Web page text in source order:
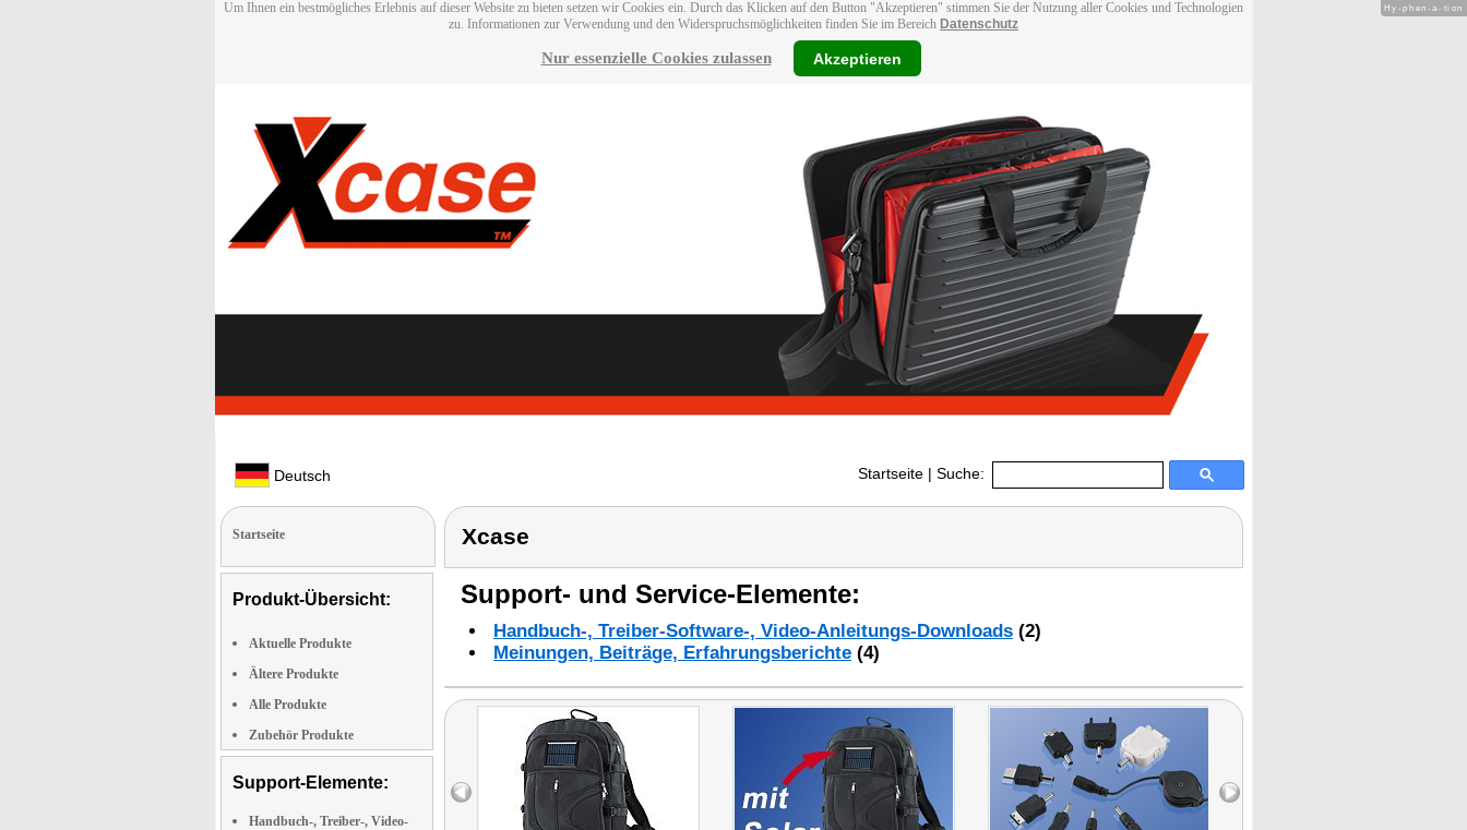
Um Ihnen ein bestmögliches Erlebnis auf dieser Website zu bieten setzen wir Cookies ein. Durch das Klicken auf den Button "Akzeptieren" stimmen Sie der Nutzung aller Cookies und Technologien
zu. Informationen zur Verwendung und den Widerspruchsmöglichkeiten finden Sie im Bereich Datenschutz
Nur essenzielle Cookies zulassen Akzeptieren
Deutsch Startseite | Suche:
Startseite
Produkt-Übersicht:
Aktuelle Produkte
Ältere Produkte
Alle Produkte
Zubehör Produkte
Support-Elemente:
Handbuch-, Treiber-, Video-
Xcase
Support- und Service-Elemente:
Handbuch-, Treiber-Software-, Video-Anleitungs-Downloads (2)
Meinungen, Beiträge, Erfahrungsberichte (4)
Hy-phen-a-tion